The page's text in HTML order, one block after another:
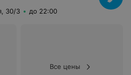
30/3 до 22:00
Все цены